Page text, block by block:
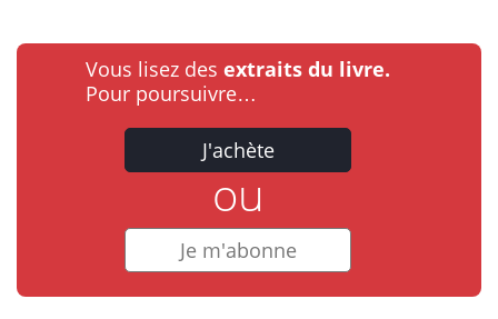
Vous lisez des extraits du livre.
Pour poursuivre…
J'achète
ou
Je m'abonne